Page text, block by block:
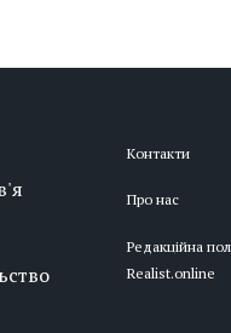
Контакти
Про нас
Редакційна
Realist.online